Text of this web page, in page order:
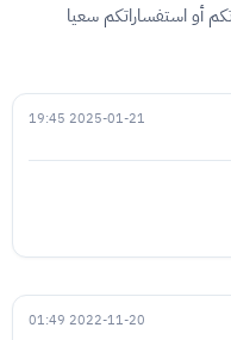
أو استفساراتكم سعيا
2025-01-21 19:45
2022-11-20 01:49